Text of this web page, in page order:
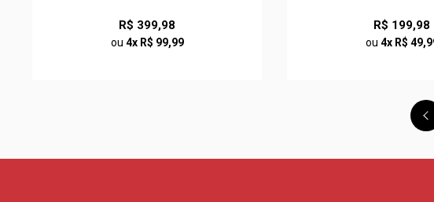
R$ 399,98
ou 4x R$ 99,99
R$ 199,98
ou 4x R$